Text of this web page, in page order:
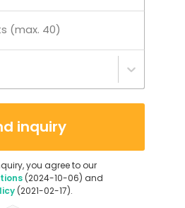
(max. 40)
inquiry
you agree to our
(2024-10-06) and
(2021-02-17).